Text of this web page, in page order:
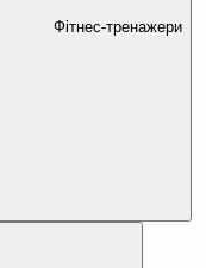
Фітнес-тренажери